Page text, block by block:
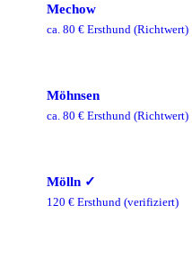
Mechow
ca. 80 € Ersthund (Richtwert)
Möhnsen
ca. 80 € Ersthund (Richtwert)
Mölln ✓
120 € Ersthund (verifiziert)